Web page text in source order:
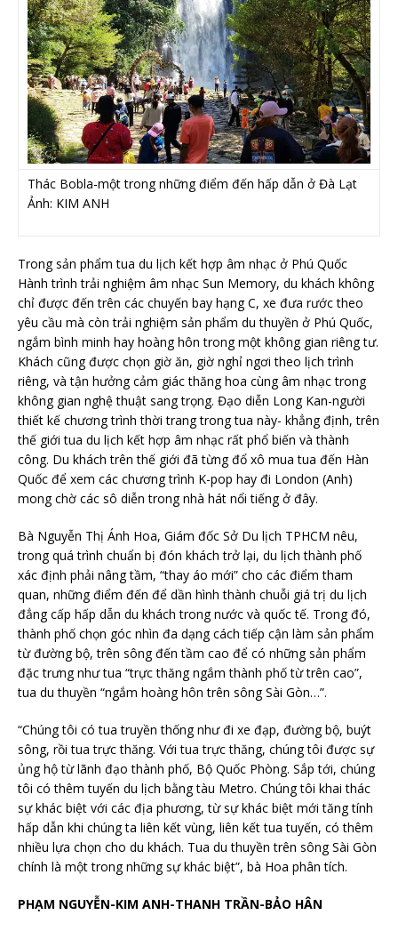
Thác Bobla-một trong những điểm đến hấp dẫn ở Đà Lạt
Ảnh: KIM ANH
Trong sản phẩm tua du lịch kết hợp âm nhạc ở Phú Quốc
Hành trình trải nghiệm âm nhạc Sun Memory, du khách không
chỉ được đến trên các chuyến bay hạng C, xe đưa rước theo
yêu cầu mà còn trải nghiệm sản phẩm du thuyền ở Phú Quốc,
ngắm bình minh hay hoàng hôn trong một không gian riêng tư.
Khách cũng được chọn giờ ăn, giờ nghỉ ngơi theo lịch trình
riêng, và tận hưởng cảm giác thăng hoa cùng âm nhạc trong
không gian nghệ thuật sang trọng. Đạo diễn Long Kan-người
thiết kế chương trình thời trang trong tua này- khẳng định, trên
thế giới tua du lịch kết hợp âm nhạc rất phổ biến và thành
công. Du khách trên thế giới đã từng đổ xô mua tua đến Hàn
Quốc để xem các chương trình K-pop hay đi London (Anh)
mong chờ các sô diễn trong nhà hát nổi tiếng ở đây.
Bà Nguyễn Thị Ánh Hoa, Giám đốc Sở Du lịch TPHCM nêu,
trong quá trình chuẩn bị đón khách trở lại, du lịch thành phố
xác định phải nâng tầm, “thay áo mới” cho các điểm tham
quan, những điểm đến để dần hình thành chuỗi giá trị du lịch
đẳng cấp hấp dẫn du khách trong nước và quốc tế. Trong đó,
thành phố chọn góc nhìn đa dạng cách tiếp cận làm sản phẩm
từ đường bộ, trên sông đến tầm cao để có những sản phẩm
đặc trưng như tua “trực thăng ngắm thành phố từ trên cao”,
tua du thuyền “ngắm hoàng hôn trên sông Sài Gòn…”.
“Chúng tôi có tua truyền thống như đi xe đạp, đường bộ, buýt
sông, rồi tua trực thăng. Với tua trực thăng, chúng tôi được sự
ủng hộ từ lãnh đạo thành phố, Bộ Quốc Phòng. Sắp tới, chúng
tôi có thêm tuyến du lịch bằng tàu Metro. Chúng tôi khai thác
sự khác biệt với các địa phương, từ sự khác biệt mới tăng tính
hấp dẫn khi chúng ta liên kết vùng, liên kết tua tuyến, có thêm
nhiều lựa chọn cho du khách. Tua du thuyền trên sông Sài Gòn
chính là một trong những sự khác biệt”, bà Hoa phân tích.
PHẠM NGUYỄN-KIM ANH-THANH TRẦN-BẢO HÂN